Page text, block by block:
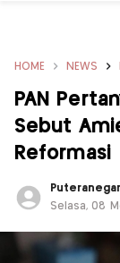
HOME NEWS
PAN
Sebut
Reformasi
Selasa, 08